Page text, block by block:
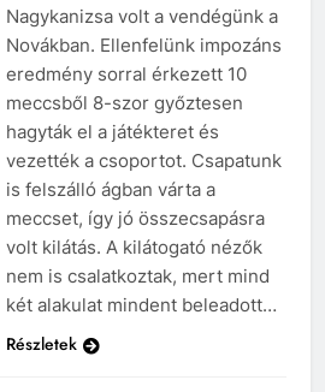
Nagykanizsa volt a vendégünk a
Novákban. Ellenfelünk impozáns
eredmény sorral érkezett 10
meccsből 8-szor győztesen
hagyták el a játékteret és
vezették a csoportot. Csapatunk
is felszálló ágban várta a
meccset, így jó összecsapásra
volt kilátás. A kilátogató nézők
nem is csalatkoztak, mert mind
két alakulat mindent beleadott…
Részletek